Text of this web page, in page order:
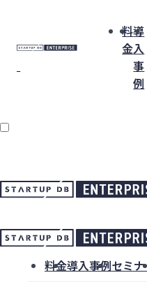
料
金
導
入
事
例
料金導入事例セミナ